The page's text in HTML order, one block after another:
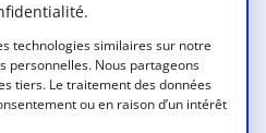
technologies similaires sur notre
personnelles. Nous partageons
tiers. Le traitement des données
ou en raison d’un intérêt